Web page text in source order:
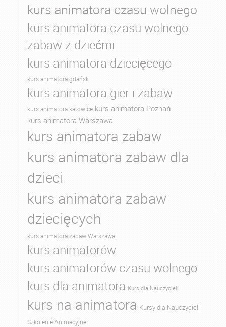
kurs animatora czasu wolnego
kurs animatora czasu wolnego
zabaw z dziećmi
kurs animatora dziecięcego
kurs animatora gdańsk
kurs animatora gier i zabaw
kurs animatora katowice kurs animatora Poznań
kurs animatora Warszawa
kurs animatora zabaw
kurs animatora zabaw dla
dzieci
kurs animatora zabaw
dziecięcych
kurs animatora zabaw Warszawa
kurs animatorów
kurs animatorów czasu wolnego
kurs dla animatora Kurs dla Nauczycieli
kurs na animatora Kursy dla Nauczycieli
Szkolenie Animacyjne